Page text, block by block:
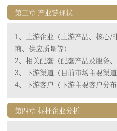
第三章 产业链现状
1、上游企业（上游产品、核心/
商、供应质量等）
2、相关配套（配套产品及服务、
3、下游渠道（目前市场主要渠道
4、下游客户（下游主要客户分
第四章 标杆企业分析